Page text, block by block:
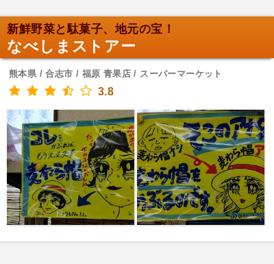
新鮮野菜と駄菓子、地元の宝！
なべしまストアー
熊本県 / 合志市 / 福原 青果店 / スーパーマーケット
3.8